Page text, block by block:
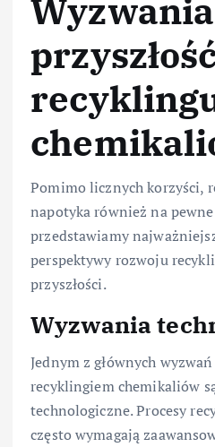
przyszłość
Pomimo licznych korzyści,
napotyka również na
przedstawiamy
perspektywy rozwoju
przyszłości.
Wyzwania
Jednym z głównych
recyklingiem chemikaliów
technologiczne. Procesy
często wymagają